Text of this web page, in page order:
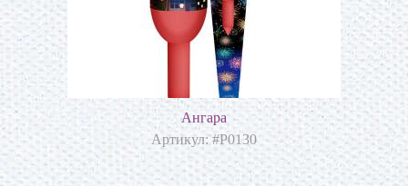
Ангара
Артикул: #Р0130